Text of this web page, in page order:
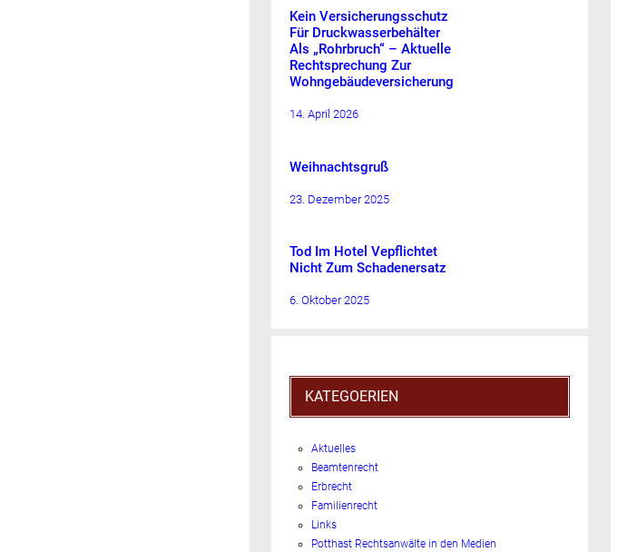
Kein Versicherungsschutz
Für Druckwasserbehälter
Als „Rohrbruch“ – Aktuelle
Rechtsprechung Zur
Wohngebäudeversicherung
14. April 2026
Weihnachtsgruß
23. Dezember 2025
Tod Im Hotel Vepflichtet
Nicht Zum Schadenersatz
6. Oktober 2025
KATEGOERIEN
Aktuelles
Beamtenrecht
Erbrecht
Familienrecht
Links
Potthast Rechtsanwälte in den Medien